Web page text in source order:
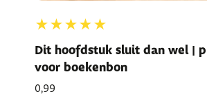
★★★★★
Dit hoofdstuk sluit dan wel |
voor boekenbon
0,99